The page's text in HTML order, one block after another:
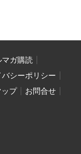
マガ購読
バシーポリシー
プ
お問合せ